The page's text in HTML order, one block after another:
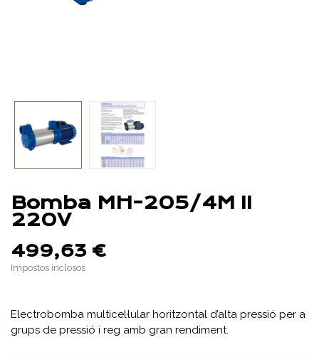
Bomba MH-205/4M II
220V
499,63 €
Impostos inclosos
Electrobomba multicel·lular horitzontal d’alta pressió per a
grups de pressió i reg amb gran rendiment.